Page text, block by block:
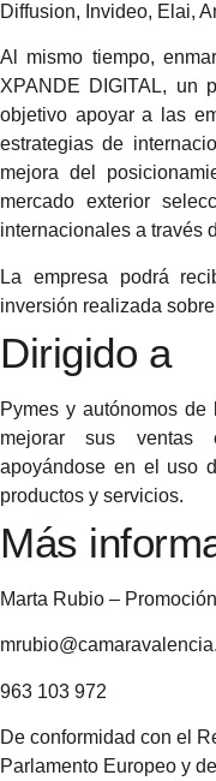
Diffusion, Invideo, Elai,
Al mismo tiempo,
XPANDE DIGITAL, un
objetivo apoyar a las
estrategias de
mejora del
mercado exterior
internacionales a través
La empresa podrá
inversión realizada
Dirigido a
Pymes y autónomos
mejorar sus ventas
apoyándose en el uso
productos y servicios.
Más
Marta Rubio –
963 103 972
De conformidad con el
Parlamento Europeo y